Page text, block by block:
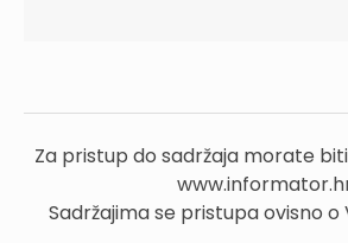
Za pristup do sadržaja morate
Sadržajima se pristupa ovisno